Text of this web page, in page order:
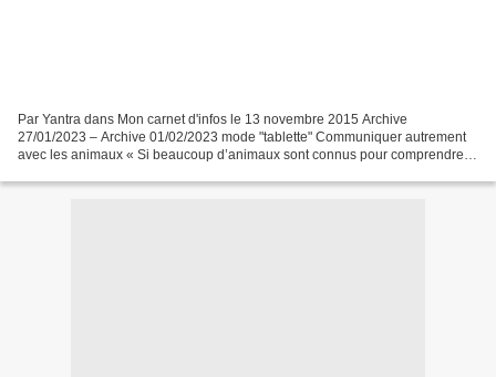
Par Yantra dans Mon carnet d'infos le 13 novembre 2015 Archive
27/01/2023 – Archive 01/02/2023 mode "tablette" Communiquer autrement
avec les animaux « Si beaucoup d’animaux sont connus pour comprendre